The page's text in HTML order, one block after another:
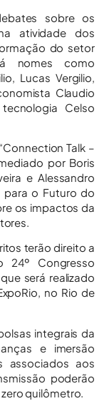
sobre os
atividade dos
do setor
nomes como
Lucas Vergilio,
Claudio
Celso
Talk –
por Boris
e Alessandro
para o Futuro do
os impactos da
terão direito a
Congresso
será realizado
no Rio de
integrais da
e imersão
associados aos
poderão
quilômetro.